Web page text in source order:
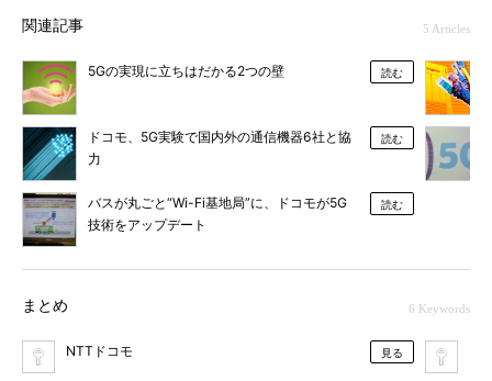
関連記事 5 Articles
5Gの実現に立ちはだかる2つの壁 読む
ドコモ、5G実験で国内外の通信機器6社と協
力
読む
バスが丸ごと“Wi-Fi基地局”に、ドコモが5G
技術をアップデート
読む
まとめ 6 Keywords
NTTドコモ 見る